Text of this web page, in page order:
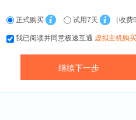
正式购买 试用7天
（收费
我已阅读并同意极速互通 虚拟主机购